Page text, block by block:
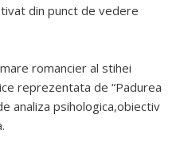
din punct de vedere
romancier al stihei
reprezentata de “Padurea
analiza psihologica,obiectiv